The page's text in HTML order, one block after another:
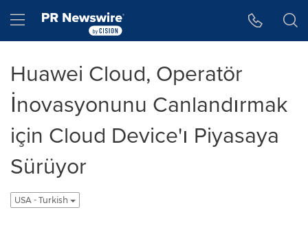
Hamburger menu
Huawei Cloud, Operatör
İnovasyonunu Canlandırmak
için Cloud Device'ı Piyasaya
Sürüyor
USA - Turkish